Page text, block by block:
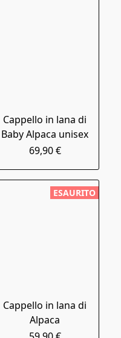
Cappello in lana di
Baby Alpaca unisex
69,90 €
ESAURITO
Cappello in lana di
Alpaca